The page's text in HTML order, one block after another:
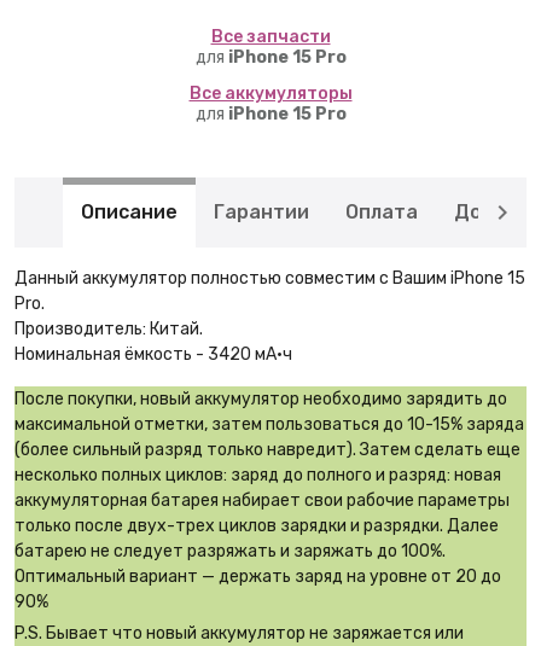
Вcе запчасти
для iPhone 15 Pro
Вcе аккумуляторы
для iPhone 15 Pro
Описание Гарантии Оплата
Данный аккумулятор полностью совместим с Вашим iPhone 15
Pro.
Производитель: Китай.
Номинальная ёмкость - 3420 мА·ч
После покупки, новый аккумулятор необходимо зарядить до
максимальной отметки, затем пользоваться до 10-15% заряда
(более сильный разряд только навредит). Затем сделать еще
несколько полных циклов: заряд до полного и разряд: новая
аккумуляторная батарея набирает свои рабочие параметры
только после двух-трех циклов зарядки и разрядки. Далее
батарею не следует разряжать и заряжать до 100%.
Оптимальный вариант — держать заряд на уровне от 20 до
90%
P.S. Бывает что новый аккумулятор не заряжается или